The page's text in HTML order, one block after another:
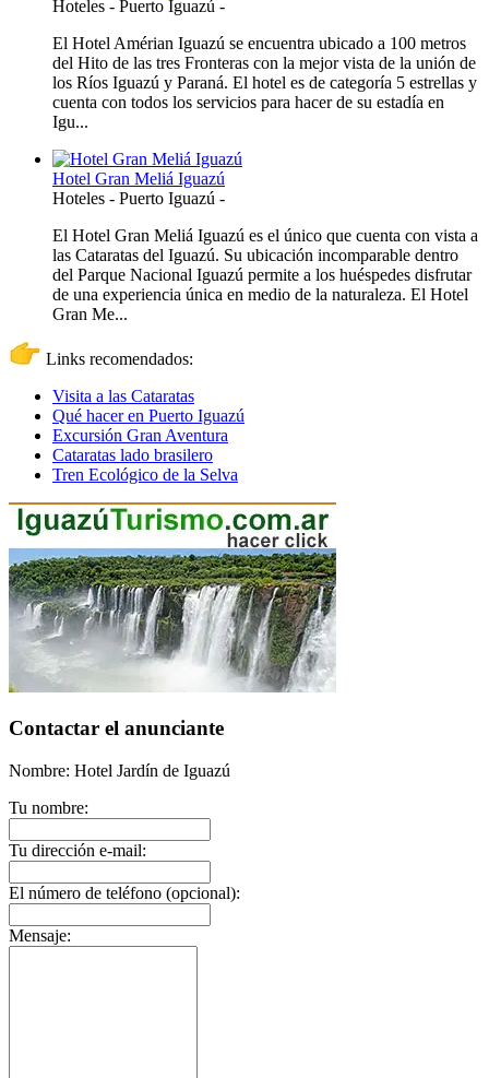
Hoteles - Puerto Iguazú -
El Hotel Amérian Iguazú se encuentra ubicado a 100 metros
del Hito de las tres Fronteras con la mejor vista de la unión de
los Ríos Iguazú y Paraná. El hotel es de categoría 5 estrellas y
cuenta con todos los servicios para hacer de su estadía en
Igu...
Hotel Gran Meliá Iguazú
Hoteles - Puerto Iguazú -
El Hotel Gran Meliá Iguazú es el único que cuenta con vista a
las Cataratas del Iguazú. Su ubicación incomparable dentro
del Parque Nacional Iguazú permite a los huéspedes disfrutar
de una experiencia única en medio de la naturaleza. El Hotel
Gran Me...
Links recomendados:
Visita a las Cataratas
Qué hacer en Puerto Iguazú
Excursión Gran Aventura
Cataratas lado brasilero
Tren Ecológico de la Selva
Contactar el anunciante
Nombre: Hotel Jardín de Iguazú
Tu nombre:
Tu dirección e-mail:
El número de teléfono (opcional):
Mensaje: